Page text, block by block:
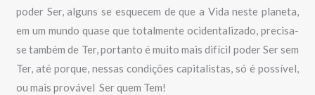
poder Ser, alguns se esquecem de que a Vida neste planeta,
em um mundo quase que totalmente ocidentalizado, precisa-
se também de Ter, portanto é muito mais difícil poder Ser sem
Ter, até porque, nessas condições capitalistas, só é possível,
ou mais provável Ser quem Tem!